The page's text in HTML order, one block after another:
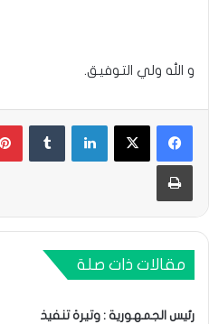
و الله ولي التوفيق.
لينكدإن
طباعة
مقالات ذات صلة
رئيس الجمهورية : وتيرة تنفيذ